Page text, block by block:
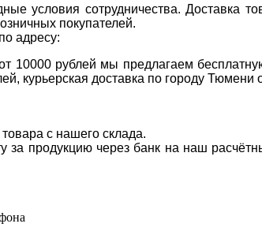
условия сотрудничества. Доставка
покупателей.
адресу:
рублей мы предлагаем
курьерская доставка по городу Тюмени
с нашего склада.
за продукцию через банк на наш